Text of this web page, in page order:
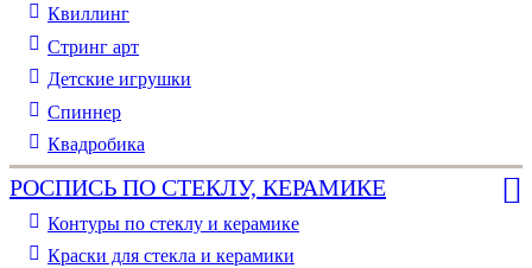
Квиллинг
Стринг арт
Детские игрушки
Спиннер
Квадробика
РОСПИСЬ ПО СТЕКЛУ, КЕРАМИКЕ
Контуры по стеклу и керамике
Краски для стекла и керамики